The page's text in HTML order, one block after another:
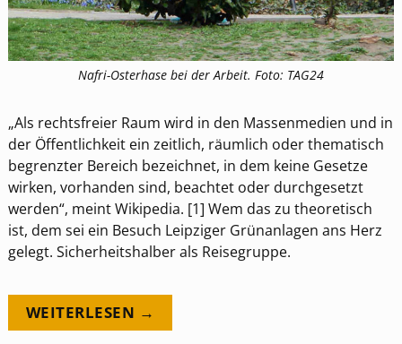
Nafri-Osterhase bei der Arbeit. Foto: TAG24
„Als rechtsfreier Raum wird in den Massenmedien und in
der Öffentlichkeit ein zeitlich, räumlich oder thematisch
begrenzter Bereich bezeichnet, in dem keine Gesetze
wirken, vorhanden sind, beachtet oder durchgesetzt
werden“, meint Wikipedia. [1] Wem das zu theoretisch
ist, dem sei ein Besuch Leipziger Grünanlagen ans Herz
gelegt. Sicherheitshalber als Reisegruppe.
WEITERLESEN →